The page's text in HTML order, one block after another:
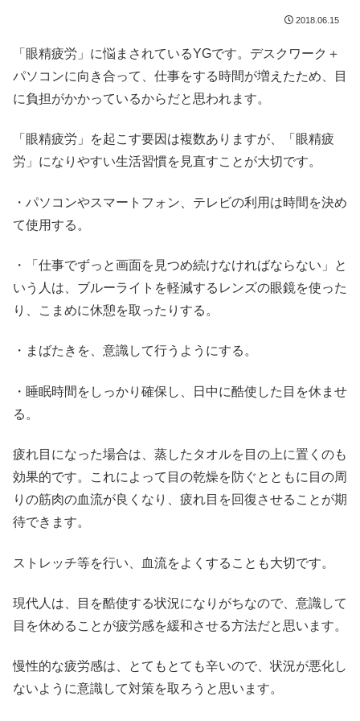
2018.06.15
「眼精疲労」に悩まされているYGです。デスクワーク＋
パソコンに向き合って、仕事をする時間が増えたため、目
に負担がかかっているからだと思われます。
「眼精疲労」を起こす要因は複数ありますが、「眼精疲
労」になりやすい生活習慣を見直すことが大切です。
・パソコンやスマートフォン、テレビの利用は時間を決め
て使用する。
・「仕事でずっと画面を見つめ続けなければならない」と
いう人は、ブルーライトを軽減するレンズの眼鏡を使った
り、こまめに休憩を取ったりする。
・まばたきを、意識して行うようにする。
・睡眠時間をしっかり確保し、日中に酷使した目を休ませ
る。
疲れ目になった場合は、蒸したタオルを目の上に置くのも
効果的です。これによって目の乾燥を防ぐとともに目の周
りの筋肉の血流が良くなり、疲れ目を回復させることが期
待できます。
ストレッチ等を行い、血流をよくすることも大切です。
現代人は、目を酷使する状況になりがちなので、意識して
目を休めることが疲労感を緩和させる方法だと思います。
慢性的な疲労感は、とてもとても辛いので、状況が悪化し
ないように意識して対策を取ろうと思います。